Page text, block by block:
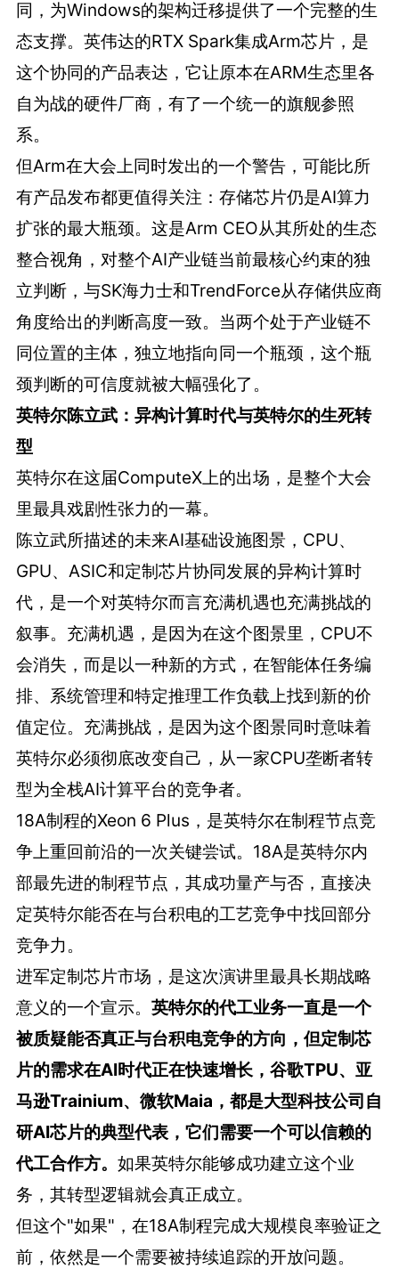
同，为Windows的架构迁移提供了一个完整的生
态支撑。英伟达的RTX Spark集成Arm芯片，是
这个协同的产品表达，它让原本在ARM生态里各
自为战的硬件厂商，有了一个统一的旗舰参照
系。
但Arm在大会上同时发出的一个警告，可能比所
有产品发布都更值得关注：存储芯片仍是AI算力
扩张的最大瓶颈。这是Arm CEO从其所处的生态
整合视角，对整个AI产业链当前最核心约束的独
立判断，与SK海力士和TrendForce从存储供应商
角度给出的判断高度一致。当两个处于产业链不
同位置的主体，独立地指向同一个瓶颈，这个瓶
颈判断的可信度就被大幅强化了。
英特尔陈立武：异构计算时代与英特尔的生死转
型
英特尔在这届ComputeX上的出场，是整个大会
里最具戏剧性张力的一幕。
陈立武所描述的未来AI基础设施图景，CPU、
GPU、ASIC和定制芯片协同发展的异构计算时
代，是一个对英特尔而言充满机遇也充满挑战的
叙事。充满机遇，是因为在这个图景里，CPU不
会消失，而是以一种新的方式，在智能体任务编
排、系统管理和特定推理工作负载上找到新的价
值定位。充满挑战，是因为这个图景同时意味着
英特尔必须彻底改变自己，从一家CPU垄断者转
型为全栈AI计算平台的竞争者。
18A制程的Xeon 6 Plus，是英特尔在制程节点竞
争上重回前沿的一次关键尝试。18A是英特尔内
部最先进的制程节点，其成功量产与否，直接决
定英特尔能否在与台积电的工艺竞争中找回部分
竞争力。
进军定制芯片市场，是这次演讲里最具长期战略
意义的一个宣示。 英特尔的代工业务一直是一个
被质疑能否真正与台积电竞争的方向，但定制芯
片的需求在AI时代正在快速增长，谷歌TPU、亚
马逊Trainium、微软Maia，都是大型科技公司自
研AI芯片的典型代表，它们需要一个可以信赖的
代工合作方。 如果英特尔能够成功建立这个业
务，其转型逻辑就会真正成立。
但这个"如果"，在18A制程完成大规模良率验证之
前，依然是一个需要被持续追踪的开放问题。